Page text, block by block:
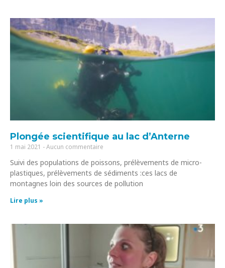
Plongée scientifique au lac d’Anterne
1 mai 2021 Aucun commentaire
Suivi des populations de poissons, prélèvements de micro-
plastiques, prélèvements de sédiments :ces lacs de
montagnes loin des sources de pollution
Lire plus »